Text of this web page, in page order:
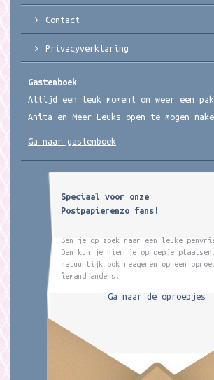
Contact
Privacyverklaring
Gastenboek
Altijd een leuk moment om weer een
Anita en Meer Leuks open te mogen
Ga naar gastenboek
Speciaal voor onze
Postpapierenzo fans!
Ben je op zoek naar een leuke
Dan kun je hier je oproepje
natuurlijk ook reageren op een
iemand anders.
Ga naar de oproepjes